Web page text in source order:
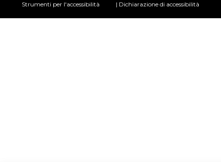
Strumenti per l'accessibilità
| Dichiarazione di accessibilità